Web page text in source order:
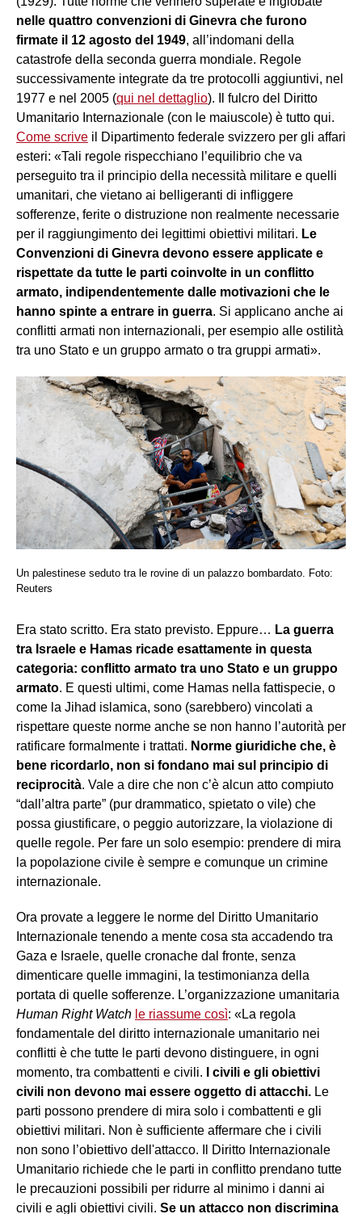
nelle quattro convenzioni di Ginevra che furono
firmate il 12 agosto del 1949, all’indomani della
catastrofe della seconda guerra mondiale. Regole
successivamente integrate da tre protocolli aggiuntivi, nel
1977 e nel 2005 (qui nel dettaglio). Il fulcro del Diritto
Umanitario Internazionale (con le maiuscole) è tutto qui.
Come scrive il Dipartimento federale svizzero per gli affari
esteri: «Tali regole rispecchiano l’equilibrio che va
perseguito tra il principio della necessità militare e quelli
umanitari, che vietano ai belligeranti di infliggere
sofferenze, ferite o distruzione non realmente necessarie
per il raggiungimento dei legittimi obiettivi militari. Le
Convenzioni di Ginevra devono essere applicate e
rispettate da tutte le parti coinvolte in un conflitto
armato, indipendentemente dalle motivazioni che le
hanno spinte a entrare in guerra. Si applicano anche ai
conflitti armati non internazionali, per esempio alle ostilità
tra uno Stato e un gruppo armato o tra gruppi armati».
Un palestinese seduto tra le rovine di un palazzo bombardato. Foto:
Reuters
Era stato scritto. Era stato previsto. Eppure… La guerra
tra Israele e Hamas ricade esattamente in questa
categoria: conflitto armato tra uno Stato e un gruppo
armato. E questi ultimi, come Hamas nella fattispecie, o
come la Jihad islamica, sono (sarebbero) vincolati a
rispettare queste norme anche se non hanno l’autorità per
ratificare formalmente i trattati. Norme giuridiche che, è
bene ricordarlo, non si fondano mai sul principio di
reciprocità. Vale a dire che non c’è alcun atto compiuto
“dall’altra parte” (pur drammatico, spietato o vile) che
possa giustificare, o peggio autorizzare, la violazione di
quelle regole. Per fare un solo esempio: prendere di mira
la popolazione civile è sempre e comunque un crimine
internazionale.
Ora provate a leggere le norme del Diritto Umanitario
Internazionale tenendo a mente cosa sta accadendo tra
Gaza e Israele, quelle cronache dal fronte, senza
dimenticare quelle immagini, la testimonianza della
portata di quelle sofferenze. L’organizzazione umanitaria
Human Right Watch le riassume così: «La regola
fondamentale del diritto internazionale umanitario nei
conflitti è che tutte le parti devono distinguere, in ogni
momento, tra combattenti e civili.
I civili e gli obiettivi
civili non devono mai essere oggetto di attacchi. Le
parti possono prendere di mira solo i combattenti e gli
obiettivi militari. Non è sufficiente affermare che i civili
non sono l’obiettivo dell'attacco. Il Diritto Internazionale
Umanitario richiede che le parti in conflitto prendano tutte
le precauzioni possibili per ridurre al minimo i danni ai
civili e agli obiettivi civili. Se un attacco non discrimina